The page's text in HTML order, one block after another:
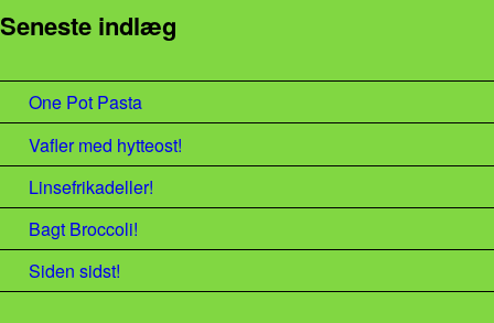
Seneste indlæg
One Pot Pasta
Vafler med hytteost!
Linsefrikadeller!
Bagt Broccoli!
Siden sidst!